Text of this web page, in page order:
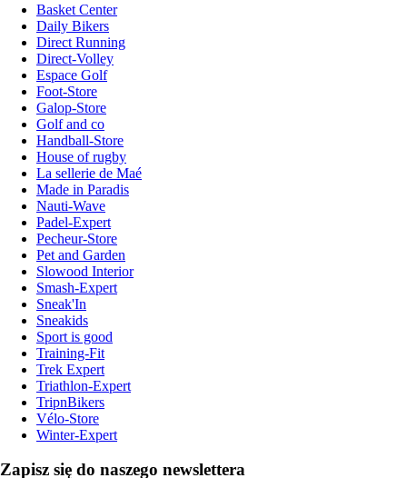
Basket Center
Daily Bikers
Direct Running
Direct-Volley
Espace Golf
Foot-Store
Galop-Store
Golf and co
Handball-Store
House of rugby
La sellerie de Maé
Made in Paradis
Nauti-Wave
Padel-Expert
Pecheur-Store
Pet and Garden
Slowood Interior
Smash-Expert
Sneak'In
Sneakids
Sport is good
Training-Fit
Trek Expert
Triathlon-Expert
TripnBikers
Vélo-Store
Winter-Expert
Zapisz się do naszego newslettera